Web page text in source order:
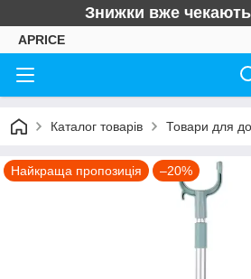
Знижки вже
APRICE
Каталог товарів Товари для
Найкраща пропозиція –20%